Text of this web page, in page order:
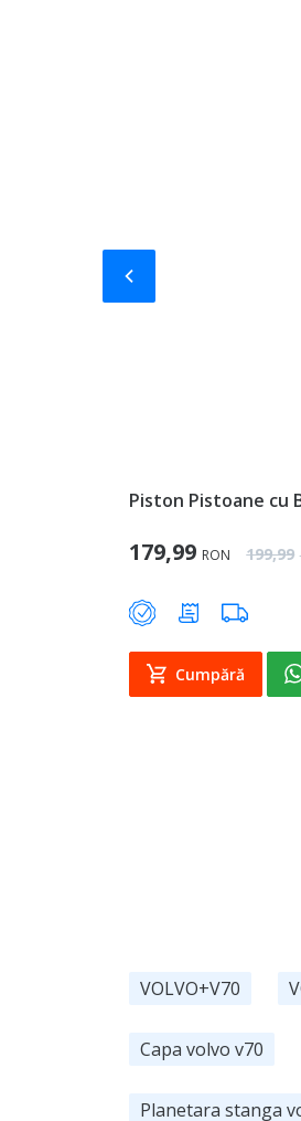
Piston Pistoane cu
Special Price
179,99 RON 199,99
Cumpără
Slide-ul anterior
VOLVO+V70
Capa volvo v70
Planetara stanga